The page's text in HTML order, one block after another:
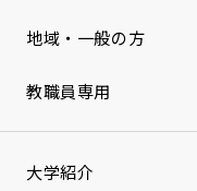
地域・一般の方
教職員専用
大学紹介